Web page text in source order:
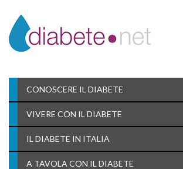
CONOSCERE IL DIABETE
VIVERE CON IL DIABETE
IL DIABETE IN ITALIA
A TAVOLA CON IL DIABETE